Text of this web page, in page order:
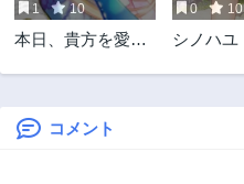
第251話
2年前
第249話
第247話
1 10
本日、貴方を愛す
方が悪いのですよ?
～
0 10
シノハユ
コメント